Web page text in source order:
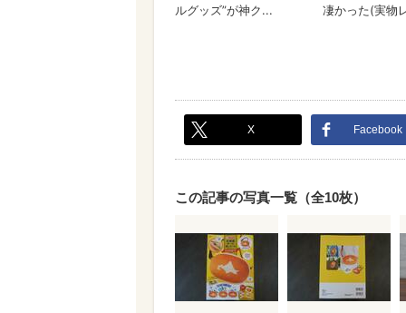
X Facebook
この記事の写真一覧（全10枚）